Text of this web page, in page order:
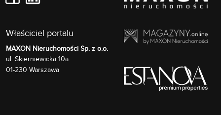
Właściciel portalu
MAXON Nieruchomości Sp. z o.o.
ul. Skierniewicka 10a
01-230 Warszawa